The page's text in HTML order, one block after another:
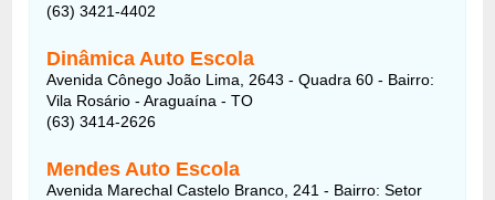
(63) 3421-4402
Dinâmica Auto Escola
Avenida Cônego João Lima, 2643 - Quadra 60 - Bairro:
Vila Rosário - Araguaína - TO
(63) 3414-2626
Mendes Auto Escola
Avenida Marechal Castelo Branco, 241 - Bairro: Setor